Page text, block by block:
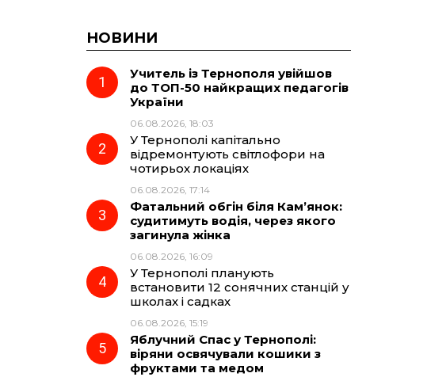
НОВИНИ
Учитель із Тернополя увійшов
до ТОП-50 найкращих педагогів
України
06.08.2026, 18:03
У Тернополі капітально
відремонтують світлофори на
чотирьох локаціях
06.08.2026, 17:14
Фатальний обгін біля Кам’янок:
судитимуть водія, через якого
загинула жінка
06.08.2026, 16:09
У Тернополі планують
встановити 12 сонячних станцій у
школах і садках
06.08.2026, 15:19
Яблучний Спас у Тернополі:
віряни освячували кошики з
фруктами та медом